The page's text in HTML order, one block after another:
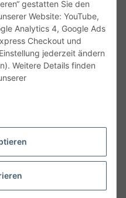
gestatten Sie den
Website: YouTube,
Analytics 4, Google Ads
Checkout und
jederzeit ändern
Weitere Details finden
Irrtümer und fehlerhafte
Datenblätter oder spezielle
der Artikel können